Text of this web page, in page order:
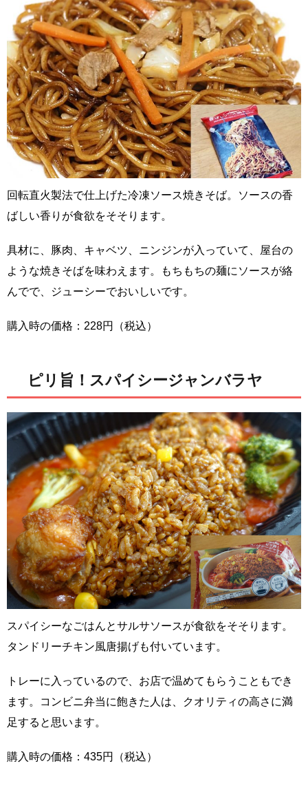
回転直火製法で仕上げた冷凍ソース焼きそば。ソースの香
ばしい香りが食欲をそそります。
具材に、豚肉、キャベツ、ニンジンが入っていて、屋台の
ような焼きそばを味わえます。もちもちの麺にソースが絡
んでで、ジューシーでおいしいです。
購入時の価格：228円（税込）
ピリ旨！スパイシージャンバラヤ
スパイシーなごはんとサルサソースが食欲をそそります。
タンドリーチキン風唐揚げも付いています。
トレーに入っているので、お店で温めてもらうこともでき
ます。コンビニ弁当に飽きた人は、クオリティの高さに満
足すると思います。
購入時の価格：435円（税込）